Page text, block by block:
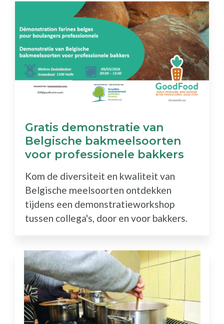
Gratis demonstratie van
Belgische bakmeelsoorten
voor professionele bakkers
Kom de diversiteit en kwaliteit van
Belgische meelsoorten ontdekken
tijdens een demonstratieworkshop
tussen collega's, door en voor bakkers.